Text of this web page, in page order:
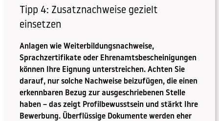
Tipp 4: Zusatznachweise gezielt
einsetzen
Anlagen wie Weiterbildungsnachweise,
Sprachzertifikate oder Ehrenamtsbescheinigungen
können Ihre Eignung unterstreichen. Achten Sie
darauf, nur solche Nachweise beizufügen, die einen
erkennbaren Bezug zur ausgeschriebenen Stelle
haben – das zeigt Profilbewusstsein und stärkt Ihre
Bewerbung. Überflüssige Dokumente werden eher